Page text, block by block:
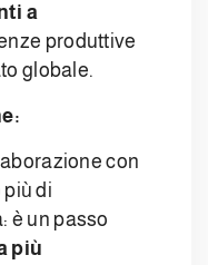
a
produttive
globale.
con
di
è un passo
più